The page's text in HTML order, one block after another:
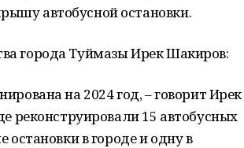
автобусной остановки.
города Туймазы Ирек Шакиров:
на 2024 год, – говорит Ирек
реконструировали 15 автобусных
остановки в городе и одну в